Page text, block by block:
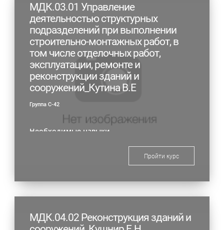
МДК.03.01 Управление
деятельностью структурных
подразделений при выполнении
строительно-монтажных работ, в
том числе отделочных работ,
эксплуатации, ремонте и
реконструкции зданий и
сооружений_Кутина В.Е
Группа С-42
Необходимые навыки
Пройти курс
МДК.04.02 Реконструкция зданий и